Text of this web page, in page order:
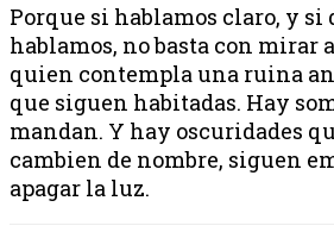
Porque si hablamos claro, y si
hablamos, no basta con mirar
quien contempla una ruina
que siguen habitadas. Hay
mandan. Y hay oscuridades
cambien de nombre, siguen
apagar la luz.